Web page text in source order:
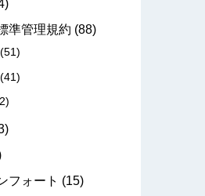
準管理規約 (88)
(51)
(41)
フォート (15)